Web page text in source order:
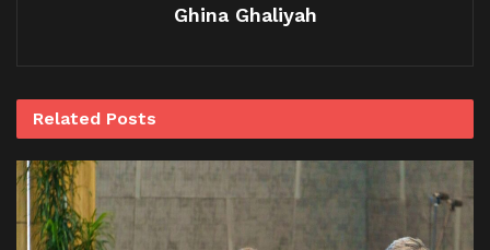
Ghina Ghaliyah
Related Posts